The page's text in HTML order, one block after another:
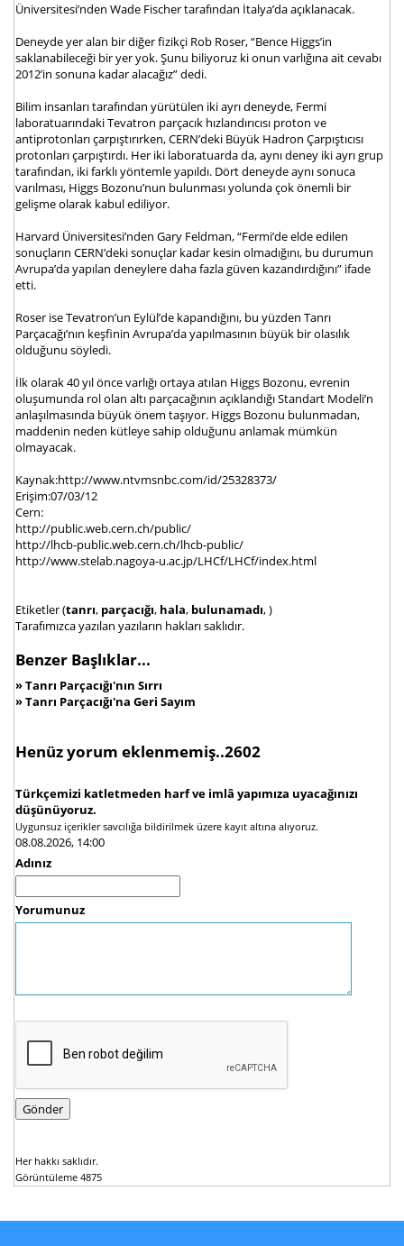
Üniversitesi’nden Wade Fischer tarafından İtalya’da açıklanacak.
Deneyde yer alan bir diğer fizikçi Rob Roser, “Bence Higgs’in
saklanabileceği bir yer yok. Şunu biliyoruz ki onun varlığına ait cevabı
2012’in sonuna kadar alacağız” dedi.
Bilim insanları tarafından yürütülen iki ayrı deneyde, Fermi
laboratuarındaki Tevatron parçacık hızlandırıcısı proton ve
antiprotonları çarpıştırırken, CERN’deki Büyük Hadron Çarpıştıcısı
protonları çarpıştırdı. Her iki laboratuarda da, aynı deney iki ayrı grup
tarafından, iki farklı yöntemle yapıldı. Dört deneyde aynı sonuca
varılması, Higgs Bozonu’nun bulunması yolunda çok önemli bir
gelişme olarak kabul ediliyor.
Harvard Üniversitesi’nden Gary Feldman, “Fermi’de elde edilen
sonuçların CERN’deki sonuçlar kadar kesin olmadığını, bu durumun
Avrupa’da yapılan deneylere daha fazla güven kazandırdığını” ifade
etti.
Roser ise Tevatron’un Eylül’de kapandığını, bu yüzden Tanrı
Parçacağı’nın keşfinin Avrupa’da yapılmasının büyük bir olasılık
olduğunu söyledi.
İlk olarak 40 yıl önce varlığı ortaya atılan Higgs Bozonu, evrenin
oluşumunda rol olan altı parçacağının açıklandığı Standart Modeli’n
anlaşılmasında büyük önem taşıyor. Higgs Bozonu bulunmadan,
maddenin neden kütleye sahip olduğunu anlamak mümkün
olmayacak.
Kaynak:http://www.ntvmsnbc.com/id/25328373/
Erişim:07/03/12
Cern:
http://public.web.cern.ch/public/
http://lhcb-public.web.cern.ch/lhcb-public/
http://www.stelab.nagoya-u.ac.jp/LHCf/LHCf/index.html
Etiketler (tanrı, parçacığı, hala, bulunamadı, )
Tarafımızca yazılan yazıların hakları saklıdır.
Benzer Başlıklar...
»Tanrı Parçacığı'nın Sırrı
»Tanrı Parçacığı'na Geri Sayım
Henüz yorum eklenmemiş..2602
Türkçemizi katletmeden harf ve imlâ yapımıza uyacağınızı
düşünüyoruz.
Uygunsuz içerikler savcılığa bildirilmek üzere kayıt altına alıyoruz.
08.08.2026, 14:00
Adınız
Yorumunuz
Her hakkı saklıdır.
Görüntüleme 4875